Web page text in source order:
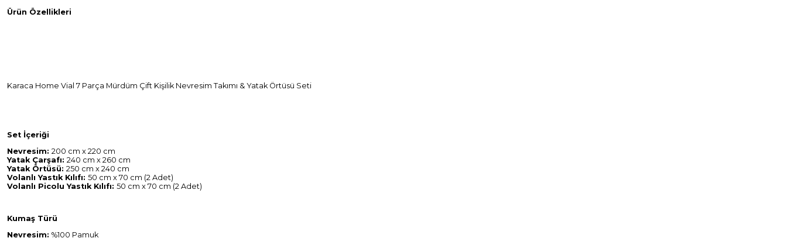
Ürün Özellikleri
Karaca Home Vial 7 Parça Mürdüm Çift Kişilik Nevresim Takımı & Yatak Örtüsü Seti
Set İçeriği
Nevresim: 200 cm x 220 cm
Yatak Çarşafı: 240 cm x 260 cm
Yatak Örtüsü: 250 cm x 240 cm
Volanlı Yastık Kılıfı: 50 cm x 70 cm (2 Adet)
Volanlı Picolu Yastık Kılıfı: 50 cm x 70 cm (2 Adet)
Kumaş Türü
Nevresim: %100 Pamuk